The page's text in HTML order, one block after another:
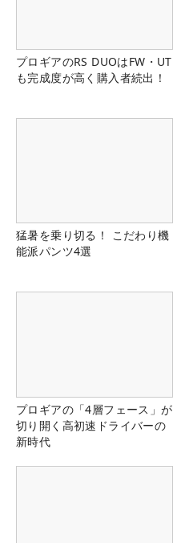
プロギアのRS DUOはFW・UT
も完成度が高く購入者続出！
猛暑を乗り切る！ こだわり機
能派パンツ4選
プロギアの「4層フェース」が
切り開く高初速ドライバーの
新時代